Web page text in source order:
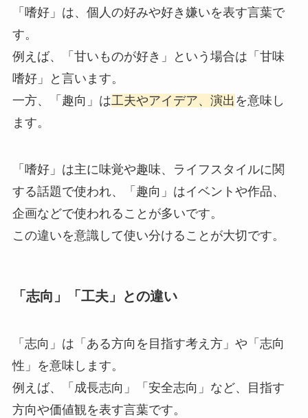
「嗜好」は、個人の好みや好き嫌いを表す言葉で
す。
例えば、「甘いものが好き」という場合は「甘味
嗜好」と言います。
一方、「趣向」は工夫やアイデア、演出 を意味し
ます。
「嗜好」は主に味覚や趣味、ライフスタイルに関
する話題で使われ、「趣向」はイベントや作品、
企画などで使われることが多いです。
この違いを意識して使い分けることが大切です。
「志向」「工夫」との違い
「志向」は「ある方向を目指す考え方」や「志向
性」を意味します。
例えば、「成長志向」「安全志向」など、目指す
方向や価値観を表す言葉です。